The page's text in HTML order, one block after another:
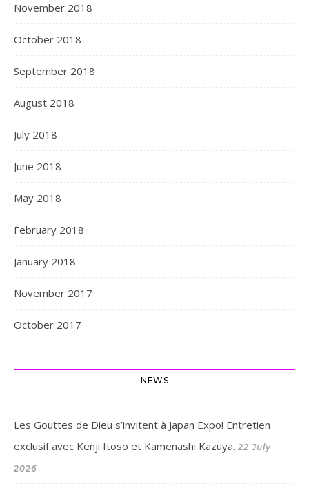
November 2018
October 2018
September 2018
August 2018
July 2018
June 2018
May 2018
February 2018
January 2018
November 2017
October 2017
NEWS
Les Gouttes de Dieu s’invitent à Japan Expo! Entretien
exclusif avec Kenji Itoso et Kamenashi Kazuya. 22 July
2026